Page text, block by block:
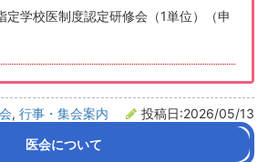
学校医制度認定研修会（1単位）（申
, 行事・集会案内
投稿日:2026/05/13
医会について